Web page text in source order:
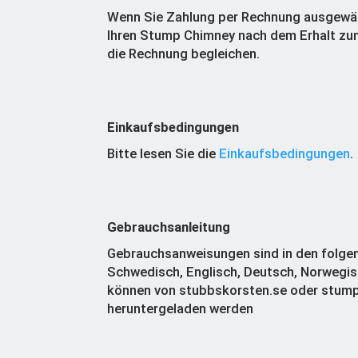
Wenn Sie Zahlung per Rechnung
Ihren Stump Chimney nach dem Erhalt
die Rechnung begleichen.
Einkaufsbedingungen
Bitte lesen Sie die Einkaufsbedingungen.
Gebrauchsanleitung
Gebrauchsanweisungen sind in den
Schwedisch, Englisch, Deutsch,
können von stubbskorsten.se oder
heruntergeladen werden